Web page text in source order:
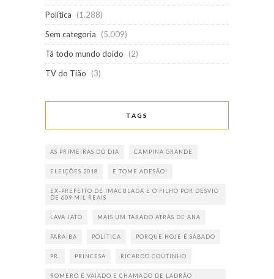
Política
(1.288)
Sem categoria
(5.009)
Tá todo mundo doido
(2)
TV do Tião
(3)
TAGS
AS PRIMEIRAS DO DIA CAMPINA GRANDE
ELEIÇÕES 2018 E TOME ADESÃO!
EX-PREFEITO DE IMACULADA E O FILHO POR DESVIO
DE 609 MIL REAIS
LAVA JATO MAIS UM TARADO ATRÁS DE ANA
PARAÍBA POLÍTICA PORQUE HOJE É SÁBADO
PR. PRINCESA RICARDO COUTINHO
ROMERO É VAIADO E CHAMADO DE LADRÃO